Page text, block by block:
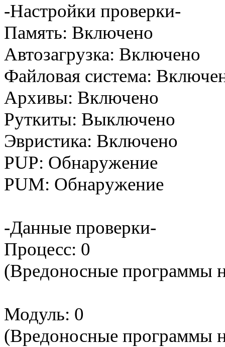
-Настройки проверки-
Память: Включено
Автозагрузка: Включено
Файловая система:
Архивы: Включено
Руткиты: Выключено
Эвристика: Включено
PUP: Обнаружение
PUM: Обнаружение
-Данные проверки-
Процесс: 0
(Вредоносные программы
Модуль: 0
(Вредоносные программы